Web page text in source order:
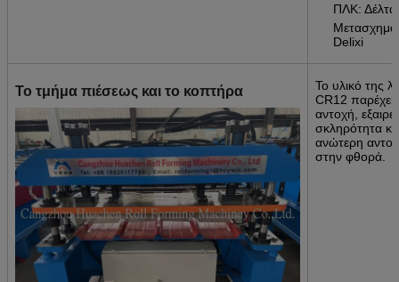
ΠΛΚ: Δέλτα
Delixi
Το τμήμα πιέσεως και το κοπτήρα
Το υλικό της
CR12
αντοχή,
σκληρότητα
ανώτερη
στην φθορά.